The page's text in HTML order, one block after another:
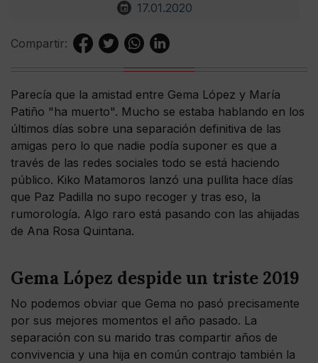
17.01.2020
Compartir:
Parecía que la amistad entre Gema López y María
Patiño "ha muerto". Mucho se estaba hablando en los
últimos días sobre una separación definitiva de las
amigas pero lo que nadie podía suponer es que a
través de las redes sociales todo se está haciendo
público. Kiko Matamoros lanzó una pullita hace días
que Paz Padilla no supo recoger y tras eso, la
rumorología. Algo raro está pasando con las ahijadas
de Ana Rosa Quintana.
Gema López despide un triste 2019
No podemos obviar que Gema no pasó precisamente
por sus mejores momentos el año pasado. La
separación con su marido tras compartir años de
convivencia y una hija en común contrajo también la